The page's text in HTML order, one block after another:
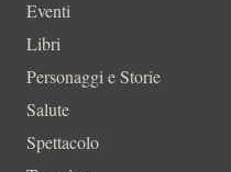
Eventi
Libri
Personaggi e Storie
Salute
Spettacolo